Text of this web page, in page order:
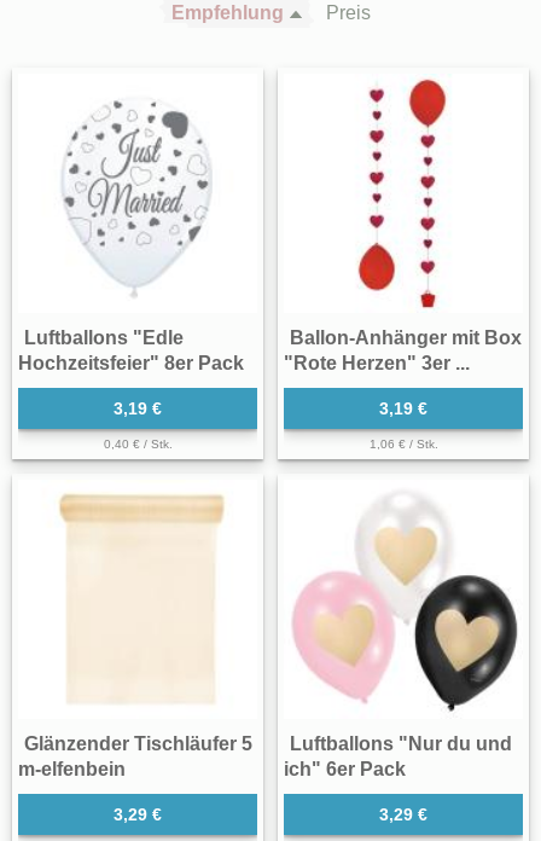
Empfehlung Preis
Luftballons "Edle
Hochzeitsfeier" 8er Pack
3,19 €
0,40 € / Stk.
Ballon-Anhänger mit Box
"Rote Herzen" 3er ...
3,19 €
1,06 € / Stk.
Glänzender Tischläufer 5
m-elfenbein
3,29 €
Luftballons "Nur du und
ich" 6er Pack
3,29 €